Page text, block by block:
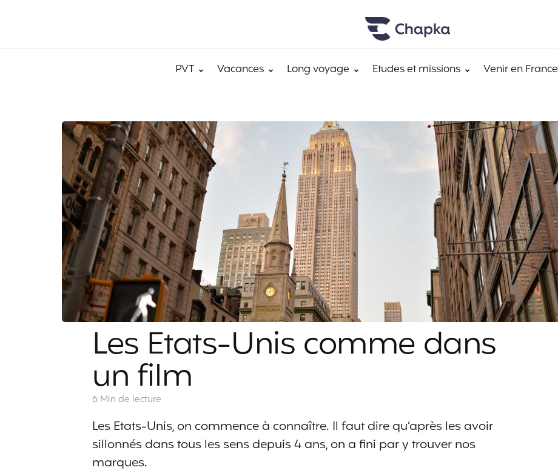
PVT Vacances Long voyage Etudes et missions Venir en France
Les Etats-Unis comme dans
un film
6 Min de lecture
Les Etats-Unis, on commence à connaître. Il faut dire qu’après les avoir
sillonnés dans tous les sens depuis 4 ans, on a fini par y trouver nos
marques.